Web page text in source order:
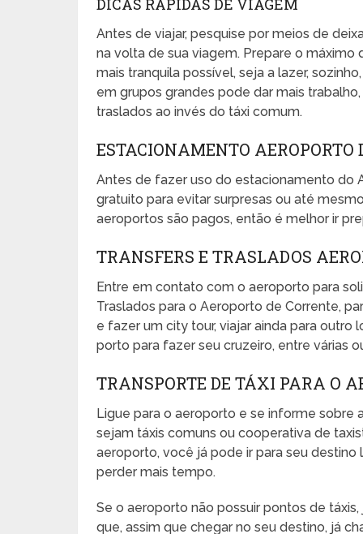
Antes de viajar, pesquise por meios de
na volta de sua viagem. Prepare o
mais tranquila possível, seja a lazer,
em grupos grandes pode dar mais
traslados ao invés do táxi comum.
ESTACIONAMENTO AEROPORTO
Antes de fazer uso do estacionamento do
gratuito para evitar surpresas ou até
aeroportos são pagos, então é melhor ir
TRANSFERS E TRASLADOS
Entre em contato com o aeroporto para
Traslados para o Aeroporto de Corrente,
e fazer um city tour, viajar ainda para
porto para fazer seu cruzeiro, entre várias
TRANSPORTE DE TÁXI PARA O
Ligue para o aeroporto e se informe sobre
sejam táxis comuns ou cooperativa de
aeroporto, você já pode ir para seu
perder mais tempo.
Se o aeroporto não possuir pontos de
que, assim que chegar no seu destino, já